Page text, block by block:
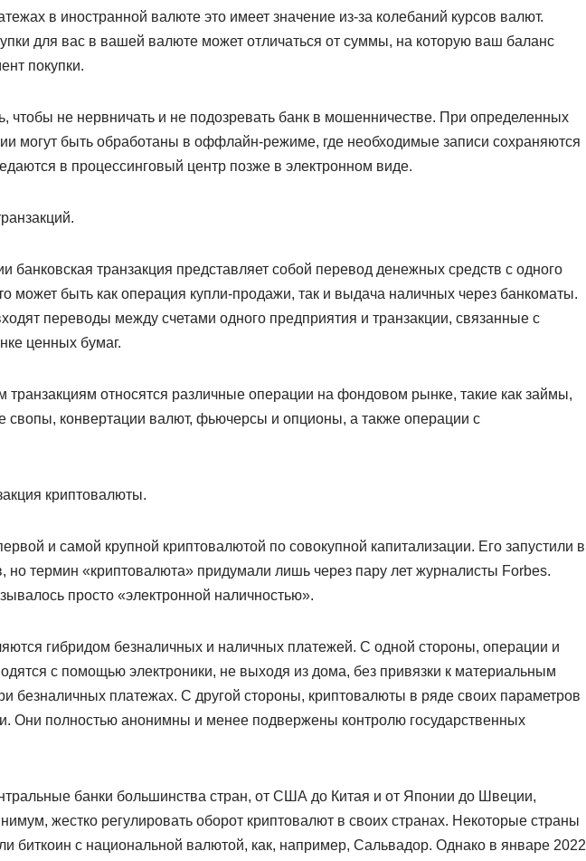
в иностранной валюте это имеет значение из-за колебаний курсов валют.
для вас в вашей валюте может отличаться от суммы, на которую ваш баланс
покупки.
чтобы не нервничать и не подозревать банк в мошенничестве. При определенных
могут быть обработаны в оффлайн-режиме, где необходимые записи сохраняются
в процессинговый центр позже в электронном виде.
банковская транзакция представляет собой перевод денежных средств с одного
может быть как операция купли-продажи, так и выдача наличных через банкоматы.
переводы между счетами одного предприятия и транзакции, связанные с
ценных бумаг.
транзакциям относятся различные операции на фондовом рынке, такие как займы,
свопы, конвертации валют, фьючерсы и опционы, а также операции с
криптовалюты.
и самой крупной криптовалютой по совокупной капитализации. Его запустили в
но термин «криптовалюта» придумали лишь через пару лет журналисты Forbes.
просто «электронной наличностью».
гибридом безналичных и наличных платежей. С одной стороны, операции и
с помощью электроники, не выходя из дома, без привязки к материальным
безналичных платежах. С другой стороны, криптовалюты в ряде своих параметров
Они полностью анонимны и менее подвержены контролю государственных
банки большинства стран, от США до Китая и от Японии до Швеции,
жестко регулировать оборот криптовалют в своих странах. Некоторые страны
биткоин с национальной валютой, как, например, Сальвадор. Однако в январе 2022